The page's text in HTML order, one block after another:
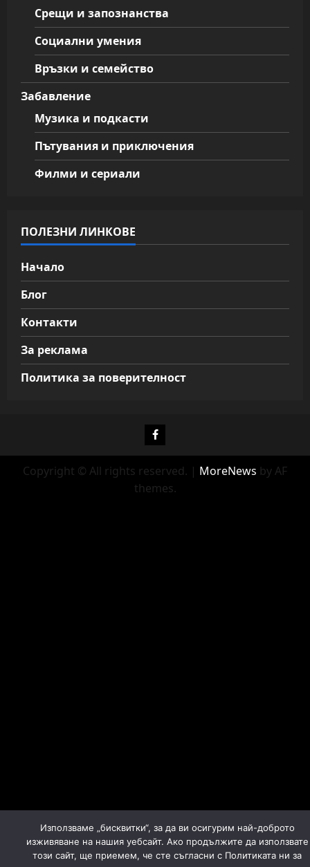
Срещи и запознанства
Социални умения
Връзки и семейство
Забавление
Музика и подкасти
Пътувания и приключения
Филми и сериали
ПОЛЕЗНИ ЛИНКОВЕ
Начало
Блог
Контакти
За реклама
Политика за поверителност
Фейсбук
Copyright © All rights reserved. | MoreNews by AF
themes.
Използваме „бисквитки“, за да ви осигурим най-доброто
изживяване на нашия уебсайт. Ако продължите да използвате
този сайт, ще приемем, че сте съгласни с Политиката ни за